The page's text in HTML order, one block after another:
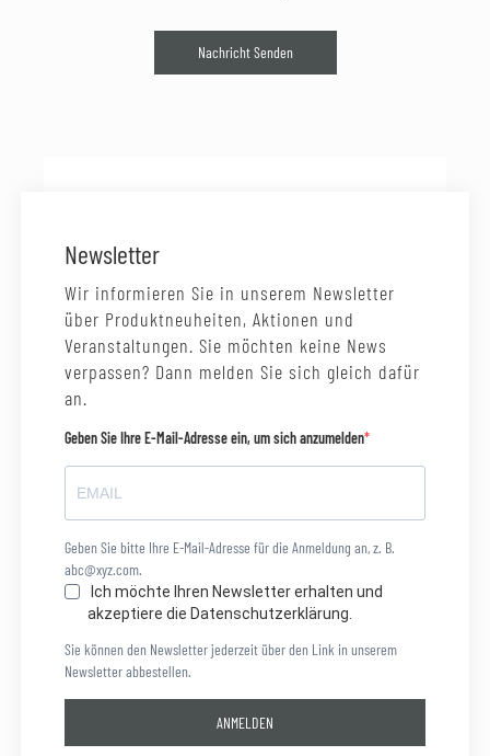
Nachricht Senden
Newsletter
Wir informieren Sie in unserem Newsletter
über Produktneuheiten, Aktionen und
Veranstaltungen. Sie möchten keine News
verpassen? Dann melden Sie sich gleich dafür
an.
Geben Sie Ihre E-Mail-Adresse ein, um sich anzumelden
Geben Sie bitte Ihre E-Mail-Adresse für die Anmeldung an, z. B.
abc@xyz.com.
Ich möchte Ihren Newsletter erhalten und
akzeptiere die Datenschutzerklärung.
Sie können den Newsletter jederzeit über den Link in unserem
Newsletter abbestellen.
ANMELDEN